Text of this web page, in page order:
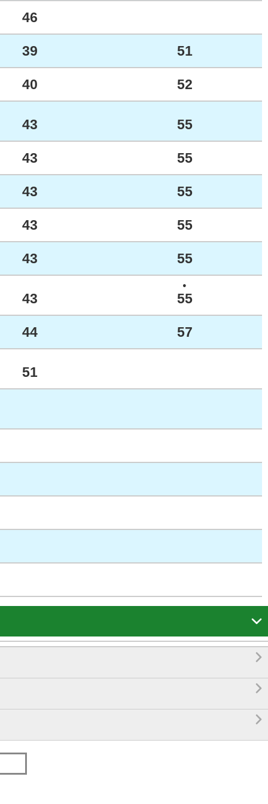
46
39 51
40 52
43 55
43 55
43 55
43 55
43 55
43
●
55
44 57
51



